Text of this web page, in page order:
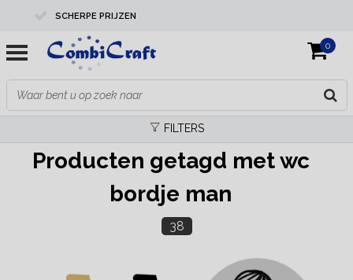
SCHERPE PRIJZEN
PROFESSIONELE KWALITEIT
EXPERTS IN MAATWERK
0
FILTERS
Producten getagd met wc
bordje man
38